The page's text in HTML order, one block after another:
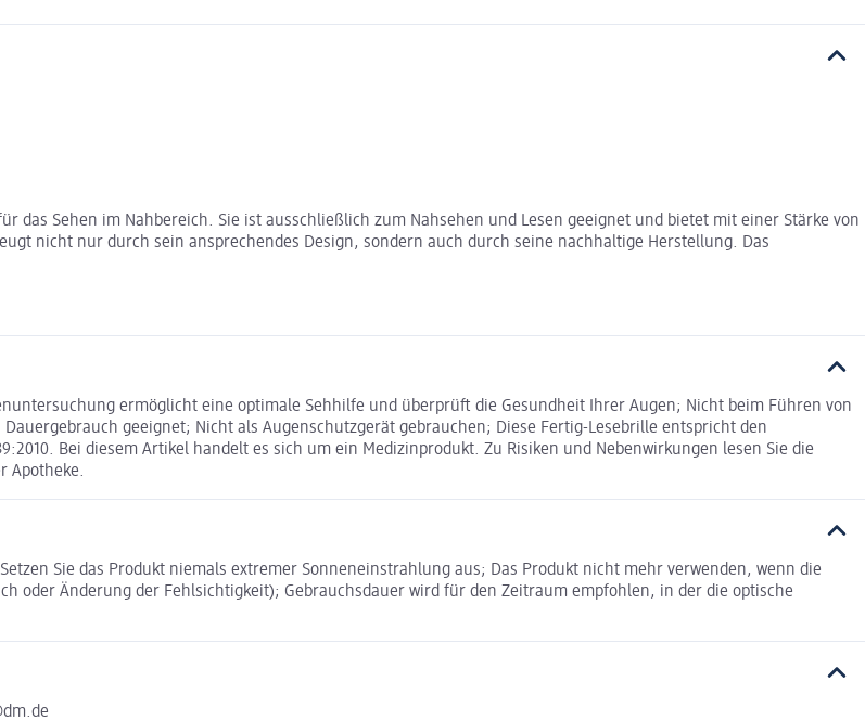
das Sehen im Nahbereich. Sie ist ausschließlich zum Nahsehen und Lesen geeignet und bietet mit einer Stärke von
nicht nur durch sein ansprechendes Design, sondern auch durch seine nachhaltige Herstellung. Das
ermöglicht eine optimale Sehhilfe und überprüft die Gesundheit Ihrer Augen; Nicht beim Führen von
geeignet; Nicht als Augenschutzgerät gebrauchen; Diese Fertig-Lesebrille entspricht den
Bei diesem Artikel handelt es sich um ein Medizinprodukt. Zu Risiken und Nebenwirkungen lesen Sie die
Apotheke.
Sie das Produkt niemals extremer Sonneneinstrahlung aus; Das Produkt nicht mehr verwenden, wenn die
oder Änderung der Fehlsichtigkeit); Gebrauchsdauer wird für den Zeitraum empfohlen, in der die optische